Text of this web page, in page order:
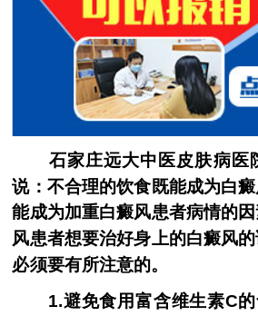
石家庄远大中医皮肤病医
说：不合理的饮食既能成为白
能成为加重白癜风患者病情的
风患者想要治好身上的白癜风
必须要有所注意的。
1.避免食用富含维生素C的